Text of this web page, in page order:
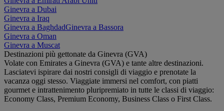
Ginevra a Dubai
Ginevra a Iraq
Ginevra a BaghdadGinevra a Bassora
Ginevra a Oman
Ginevra a Muscat
Destinazioni più gettonate da Ginevra (GVA)
Volate con Emirates a Ginevra (GVA) e tante altre destinazioni.
Lasciatevi ispirare dai nostri consigli di viaggio e prenotate la
vacanza oggi stesso. Viaggiate immersi nel comfort, con piatti
gourmet e intrattenimento pluripremiato in tutte le classi di viaggio:
Economy Class, Premium Economy, Business Class o First Class.